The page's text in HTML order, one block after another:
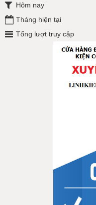
Hôm nay
Tháng hiện tại
Tổng lượt truy cập